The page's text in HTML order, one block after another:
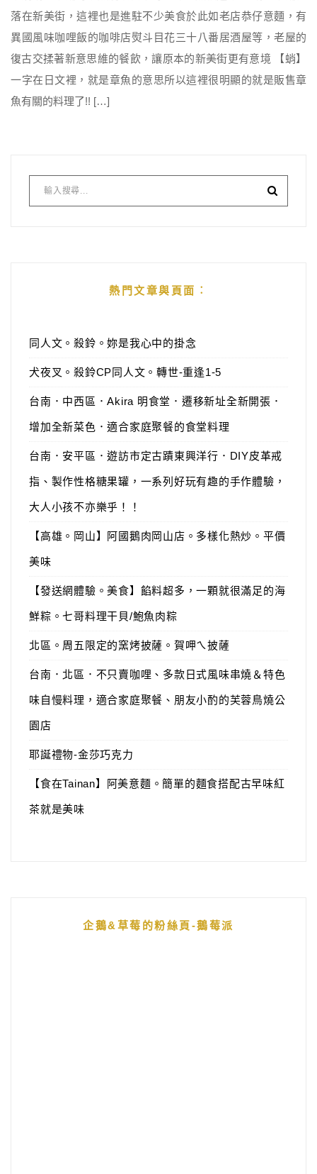
落在新美街，這裡也是進駐不少美食於此如老店恭仔意麵，有
異國風味咖哩飯的咖啡店熨斗目花三十八番居酒屋等，老屋的
復古交揉著新意思維的餐飲，讓原本的新美街更有意境 【蛸】
一字在日文裡，就是章魚的意思所以這裡很明顯的就是販售章
魚有關的料理了!! […]
熱門文章與頁面︰
同人文。殺鈴。妳是我心中的掛念
犬夜叉。殺鈴CP同人文。轉世-重逢1-5
台南．中西區．Akira 明食堂．遷移新址全新開張．
增加全新菜色．適合家庭聚餐的食堂料理
台南．安平區．遊訪市定古蹟東興洋行．DIY皮革戒
指、製作性格糖果罐，一系列好玩有趣的手作體驗，
大人小孩不亦樂乎！！
【高雄。岡山】阿國鵝肉岡山店。多樣化熱炒。平價
美味
【發送網體驗。美食】餡料超多，一顆就很滿足的海
鮮粽。七哥料理干貝/鮑魚肉粽
北區。周五限定的窯烤披薩。賀呷ㄟ披薩
台南．北區．不只賣咖哩、多款日式風味串燒＆特色
味自慢料理，適合家庭聚餐、朋友小酌的芙蓉鳥燒公
園店
耶誕禮物-金莎巧克力
【食在Tainan】阿美意麵。簡單的麵食搭配古早味紅
茶就是美味
企鵝&草莓的粉絲頁-鵝莓派